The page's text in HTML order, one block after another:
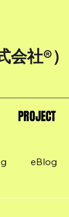
社®）
PROJECT
eBlog